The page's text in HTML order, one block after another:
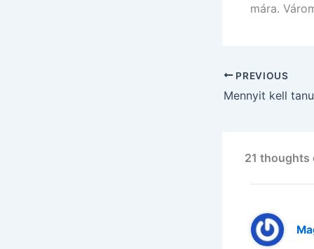
mára.
PREVIOUS
21 thoughts